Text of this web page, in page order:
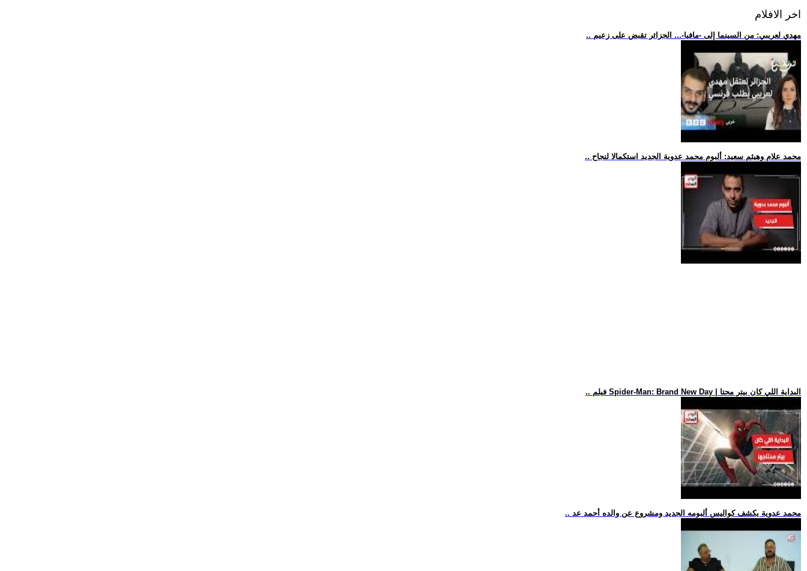
اخر الافلام
.. مهدي لعريبي: من السينما إلى -مافيا-... الجزائر تقبض على زعيم
.. محمد علام وهيثم سعيد: ألبوم محمد عدوية الجديد استكمالا لنجاح
.. فيلم Spider-Man: Brand New Day | البداية اللي كان بيتر محتا
.. محمد عدوية يكشف كواليس ألبومه الجديد ومشروع عن والده أحمد عد